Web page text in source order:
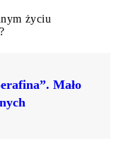
życiu
Mało